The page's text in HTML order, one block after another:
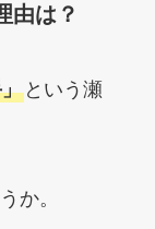
由は？
という瀬
か。